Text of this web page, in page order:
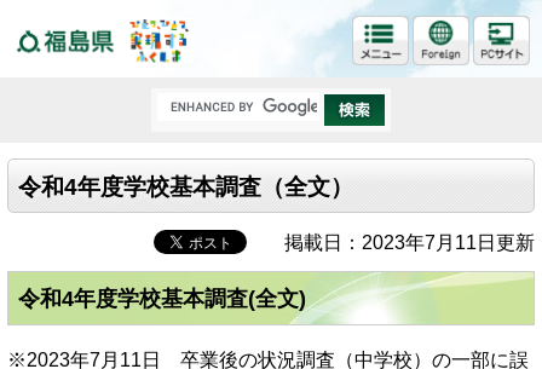
令和4年度学校基本調査（全文）
掲載日：2023年7月11日更新
令和4年度学校基本調査(全文)
※2023年7月11日 卒業後の状況調査（中学校）の一部に誤